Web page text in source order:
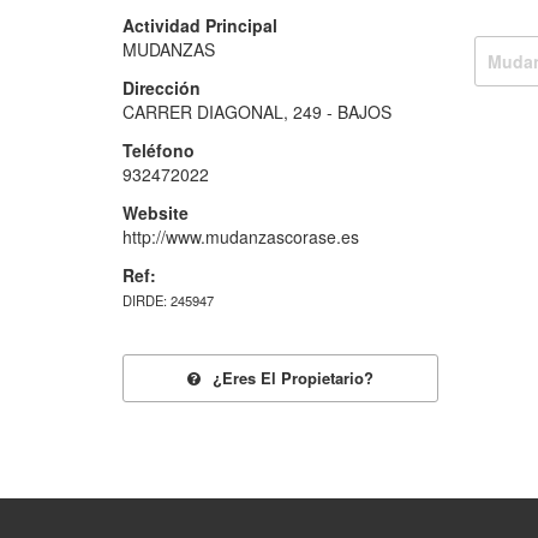
Actividad Principal
MUDANZAS
Dirección
CARRER DIAGONAL, 249 - BAJOS
Teléfono
932472022
Website
http://www.mudanzascorase.es
Ref:
DIRDE: 245947
¿eres El Propietario?